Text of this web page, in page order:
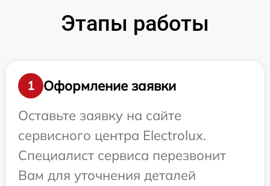
Этапы работы
1
Оформление заявки
Оставьте заявку на сайте
сервисного центра Electrolux.
Специалист сервиса перезвонит
Вам для уточнения деталей